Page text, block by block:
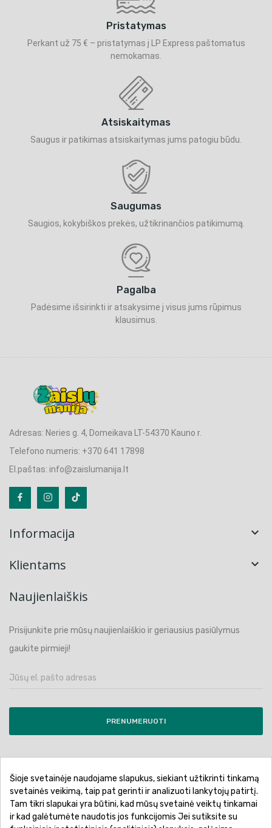
Pristatymas
Perkant už 75 € – pristatymas į LP Express paštomatus
nemokamas.
Atsiskaitymas
Saugus ir patikimas atsiskaitymas jums patogiu būdu.
Saugumas
Saugios, kokybiškos prekės, užtikrinančios patikimumą.
Pagalba
Padėsime išsirinkti ir atsakysime į visus jums rūpimus
klausimus.
Adresas: Neries g. 4, Domeikava LT-54370 Kauno r.
Telefono numeris: +370 641 17898
El.paštas: info@zaislumanija.lt
Informacija 
Klientams 
Naujienlaiškis
Prisijunkite prie mūsų naujienlaiškio ir geriausius pasiūlymus
gaukite pirmieji!
PRENUMERUOTI
Pirkimo sąlygos ir taisyklės
Privatumo politika
Garantinis aptarnavimas
Prekių pristatymas
Prekių grąžinimas
Atsiskaitymo būdai
Šioje svetainėje naudojame slapukus, siekiant užtikrinti tinkamą
svetainės veikimą, taip pat gerinti ir analizuoti lankytojų patirtį.
Tam tikri slapukai yra būtini, kad mūsų svetainė veiktų tinkamai
ir kad galėtumėte naudotis jos funkcijomis Jei sutiksite su